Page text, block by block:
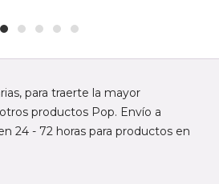
para traerte la mayor
productos Pop. Envío a
24 - 72 horas para productos en